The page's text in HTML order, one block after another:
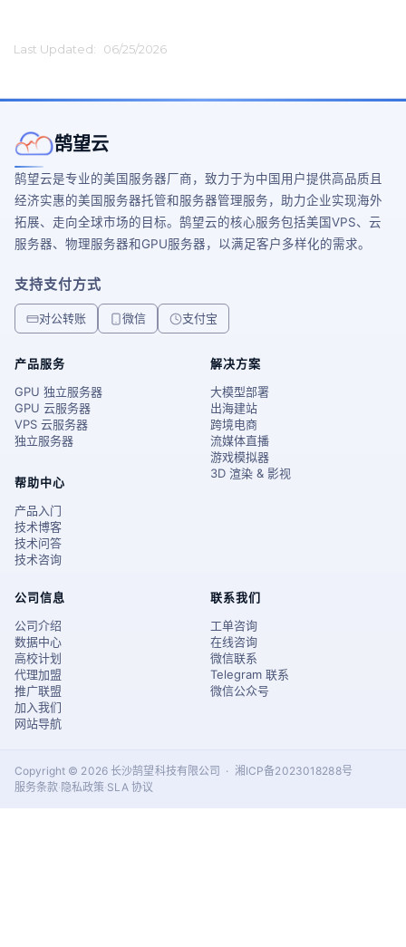
Last Updated: 06/25/2026
鹄望云
鹄望云是专业的美国服务器厂商，致力于为中国用户提供高品质且
经济实惠的美国服务器托管和服务器管理服务，助力企业实现海外
拓展、走向全球市场的目标。鹄望云的核心服务包括美国VPS、云
服务器、物理服务器和GPU服务器，以满足客户多样化的需求。
支持支付方式
对公转账 微信 支付宝
产品服务
GPU 独立服务器
GPU 云服务器
VPS 云服务器
独立服务器
帮助中心
产品入门
技术博客
技术问答
技术咨询
解决方案
大模型部署
出海建站
跨境电商
流媒体直播
游戏模拟器
3D 渲染 & 影视
公司信息
公司介绍
数据中心
高校计划
代理加盟
推广联盟
加入我们
网站导航
联系我们
工单咨询
在线咨询
微信联系
Telegram 联系
微信公众号
Copyright © 2026 长沙鹄望科技有限公司 · 湘ICP备2023018288号
服务条款· 隐私政策·SLA 协议